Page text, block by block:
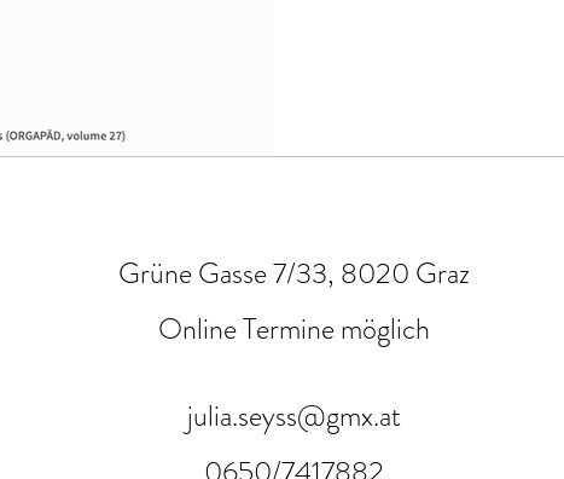
Grüne Gasse 7/33, 8020 Graz
Online Termine möglich
julia.seyss@gmx.at